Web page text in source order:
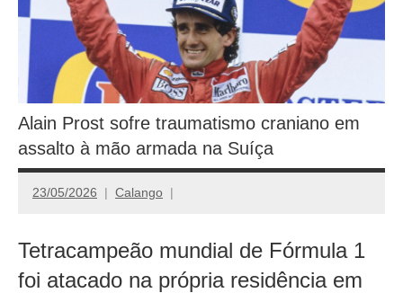
Alain Prost sofre traumatismo craniano em
assalto à mão armada na Suíça
23/05/2026 Calango
Tetracampeão mundial de Fórmula 1
foi atacado na própria residência em